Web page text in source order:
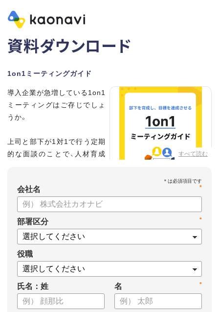
資料ダウンロード
1on1ミーティングガイド
すべて読む
導入企業が急増している1on1
ミーティングはご存じでしょ
うか。
上司と部下が1対1で行う定期
的な面談のことで、人材育成
こちらの資料では、
・1on1とは何か？
・1on1の基本的なやり方
・ 1on1 の基本アジェンダと質問例
についてまとめましたので、ぜひお役立てください。
*
会社名
*
部署区分
役職
氏名：姓 *
名